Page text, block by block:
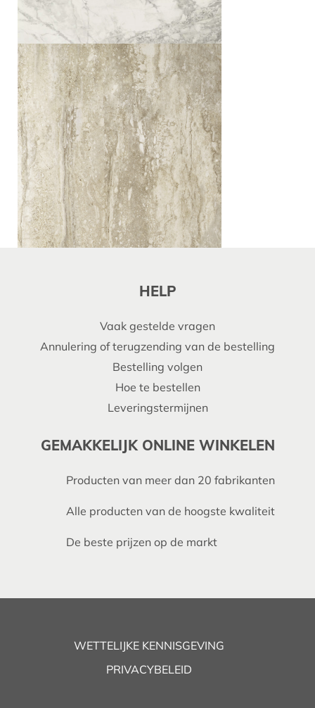
HELP
Vaak gestelde vragen
Annulering of terugzending van de bestelling
Bestelling volgen
Hoe te bestellen
Leveringstermijnen
GEMAKKELIJK ONLINE WINKELEN
Producten van meer dan 20 fabrikanten
Alle producten van de hoogste kwaliteit
De beste prijzen op de markt
WETTELIJKE KENNISGEVING
PRIVACYBELEID